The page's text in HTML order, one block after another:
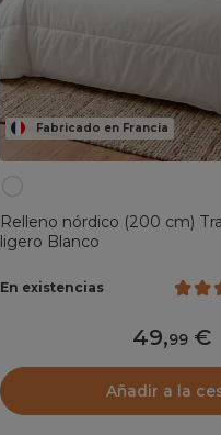
Fabricado en Francia
Relleno nórdico (200 cm)
ligero Blanco
En existencias
49,99
Añadir a la